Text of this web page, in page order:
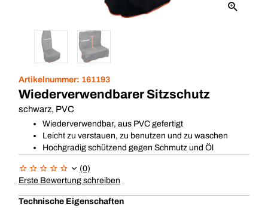
Artikelnummer: 161193
Wiederverwendbarer Sitzschutz
schwarz, PVC
Wiederverwendbar, aus PVC gefertigt
Leicht zu verstauen, zu benutzen und zu waschen
Hochgradig schützend gegen Schmutz und Öl
(0)
Erste Bewertung schreiben
Technische Eigenschaften